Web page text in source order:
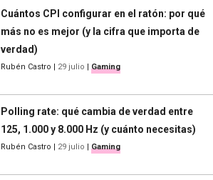
Cuántos CPI configurar en el ratón: por qué
más no es mejor (y la cifra que importa de
verdad)
Rubén Castro | 29 julio | Gaming
Polling rate: qué cambia de verdad entre
125, 1.000 y 8.000 Hz (y cuánto necesitas)
Rubén Castro | 29 julio | Gaming